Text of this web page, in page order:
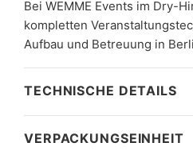
Bei WEMME Events im Dry-
kompletten
Aufbau und Betreuung in
TECHNISCHE DETAILS
VERPACKUNGSEINHEIT